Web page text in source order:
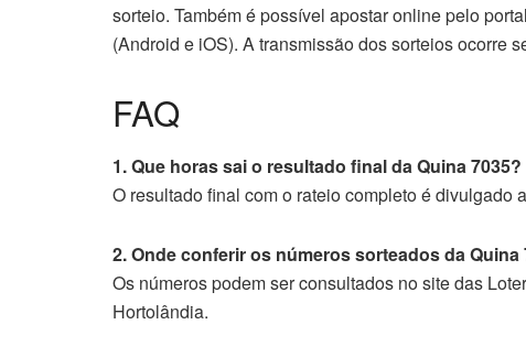
sorteio. Também é possível apostar online pelo
(Android e iOS). A transmissão dos sorteios ocorre
FAQ
1. Que horas sai o resultado final da Quina 7035?
O resultado final com o rateio completo é divulgado
2. Onde conferir os números sorteados da Quina
Os números podem ser consultados no site das
Hortolândia.